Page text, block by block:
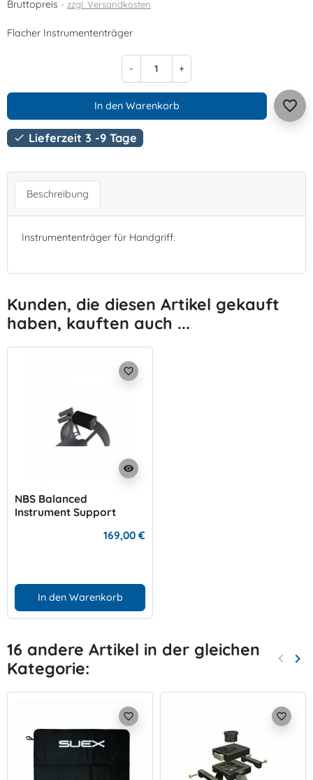
Bruttopreis zzgl. Versandkosten
Flacher Instrumententräger
- +
In den Warenkorb favorite_border
 Lieferzeit 3 -9 Tage
Beschreibung
Instrumententräger für Handgriff.
Kunden, die diesen Artikel gekauft
haben, kauften auch ...
visibility
favorite_border
NBS Balanced
Instrument Support
169,00 €
In den Warenkorb
16 andere Artikel in der gleichen
Kategorie:
Zurück
keyboard_arrow_left keyboard_arrow_right
favorite_border favorite_border